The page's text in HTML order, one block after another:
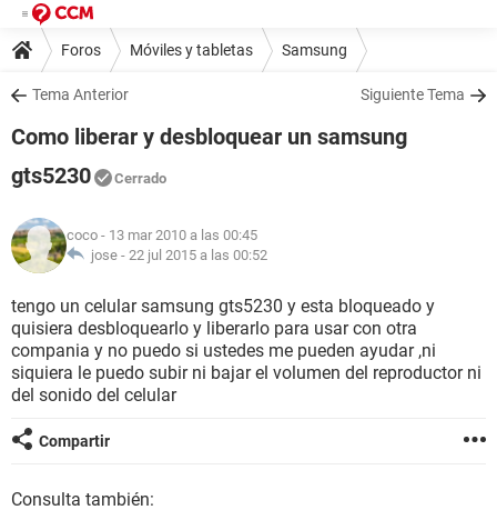
Foros Móviles y tabletas Samsung
Tema Anterior Siguiente Tema
Como liberar y desbloquear un samsung
gts5230
Cerrado
coco - 13 mar 2010 a las 00:45
jose - 22 jul 2015 a las 00:52
tengo un celular samsung gts5230 y esta bloqueado y
quisiera desbloquearlo y liberarlo para usar con otra
compania y no puedo si ustedes me pueden ayudar ,ni
siquiera le puedo subir ni bajar el volumen del reproductor ni
del sonido del celular
Compartir
Consulta también: